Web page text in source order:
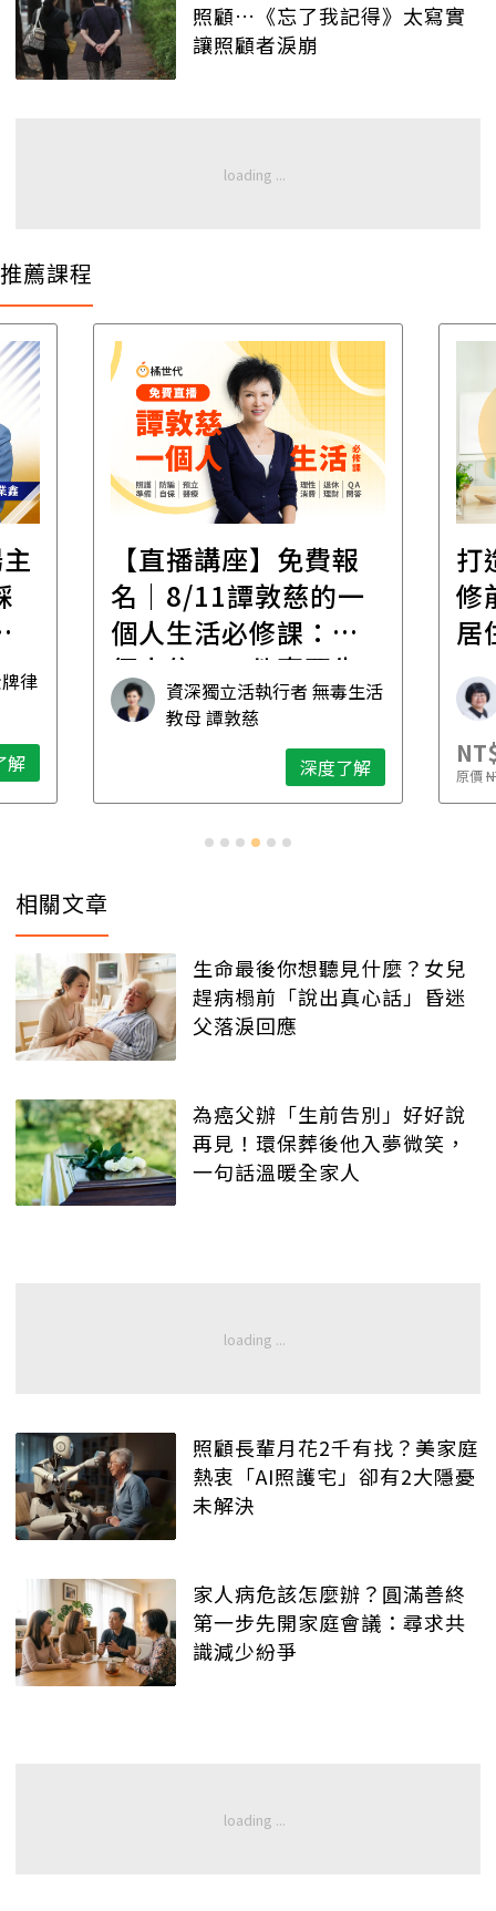
照顧…《忘了我記得》太寫實
讓照顧者淚崩
推薦課程
活
解
打造安心住的家｜裝
修前必懂！住到老的
居住規劃全攻略
林黛羚
深度了解
遺
財
產
原價
相關文章
生命最後你想聽見什麼？女兒
趕病榻前「說出真心話」昏迷
父落淚回應
為癌父辦「生前告別」好好說
再見！環保葬後他入夢微笑，
一句話溫暖全家人
照顧長輩月花2千有找？美家庭
熱衷「AI照護宅」卻有2大隱憂
未解決
家人病危該怎麼辦？圓滿善終
第一步先開家庭會議：尋求共
識減少紛爭